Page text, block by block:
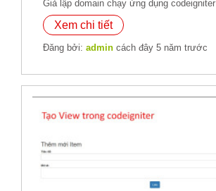
Giả lập domain chạy ứng dụng codeigniter
Xem chi tiết
Đăng bởi: admin cách đây 5 năm trước